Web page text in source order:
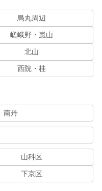
烏丸周辺
嵯峨野・嵐山
北山
西院・桂
南丹
山科区
下京区